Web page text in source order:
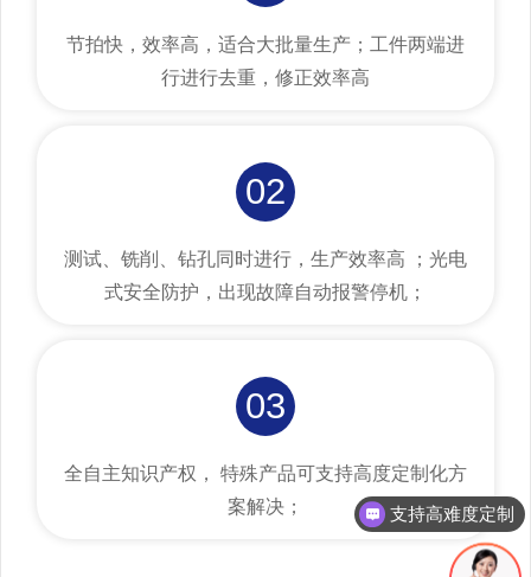
节拍快，效率高，适合大批量生产；工件两端进
行进行去重，修正效率高
02
测试、铣削、钻孔同时进行，生产效率高 ；光电
式安全防护，出现故障自动报警停机；
03
全自主知识产权， 特殊产品可支持高度定制化方
案解决；
支持高难度定制